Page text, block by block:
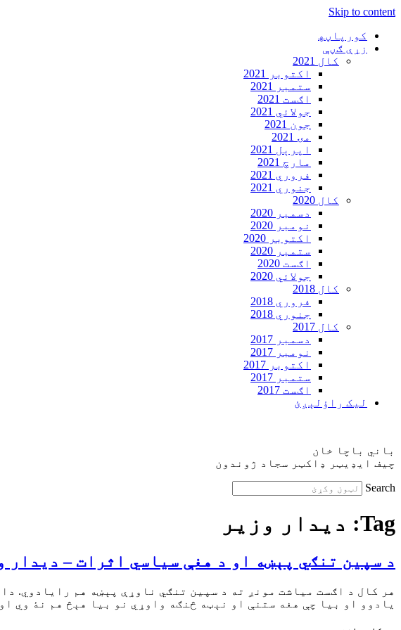
Skip to content
کورپاڼه‍
زړې ګڼې
کال 2021
اکتوبر 2021
ستمبر 2021
اګست 2021
جولائي 2021
جون 2021
مۍ 2021
اپرېل 2021
مارچ 2021
فروري 2021
جنوري 2021
کال 2020
دسمبر 2020
نومبر 2020
اکتوبر 2020
ستمبر 2020
اګست 2020
جولائي 2020
کال 2018
فروري 2018
جنوري 2018
کال 2017
دسمبر 2017
نومبر 2017
اکتوبر 2017
ستمبر 2017
اګست 2017
ليک راؤلېږئ
باني باچا خان
چيف ايډيټر ډاکټر سجاد ژوندون
Search
Tag: ديدار وزير
د سپين تنګي پېښه او د هغې سياسي اثرات – ديدار
هر کال د اګست میاشت مونږ ته د سپين تنګي ناوړې پېښه هم رايادوي.
يادوو او بيا چې هغه ستنې او نېټه څنګه واوړي نو بيا هېڅ هم نۀ وي